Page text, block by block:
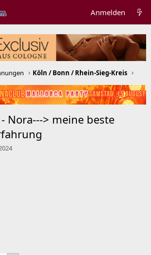
Anmelden
Köln / Bonn / Rhein-Sieg-Kreis
Nora---> meine beste